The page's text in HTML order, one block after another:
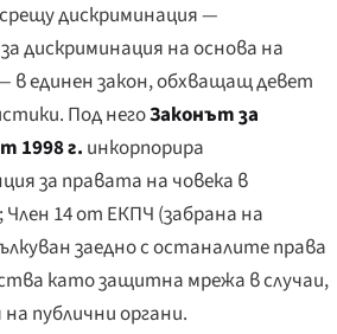
дискриминация —
дискриминация на основа на
в единен закон, обхващащ девет
Под негоЗаконът за
1998 г. инкорпорира
за правата на човека в
14 от ЕКПЧ (забрана на
заедно с останалите права
като защитна мрежа в случаи,
публични органи.